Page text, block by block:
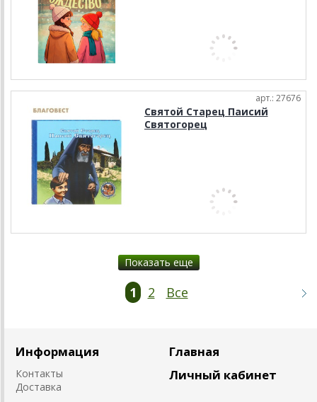
арт.: 27676
Святой Старец Паисий
Святогорец
Показать еще
1 2 Все
Информация
Контакты
Доставка
Главная
Личный кабинет